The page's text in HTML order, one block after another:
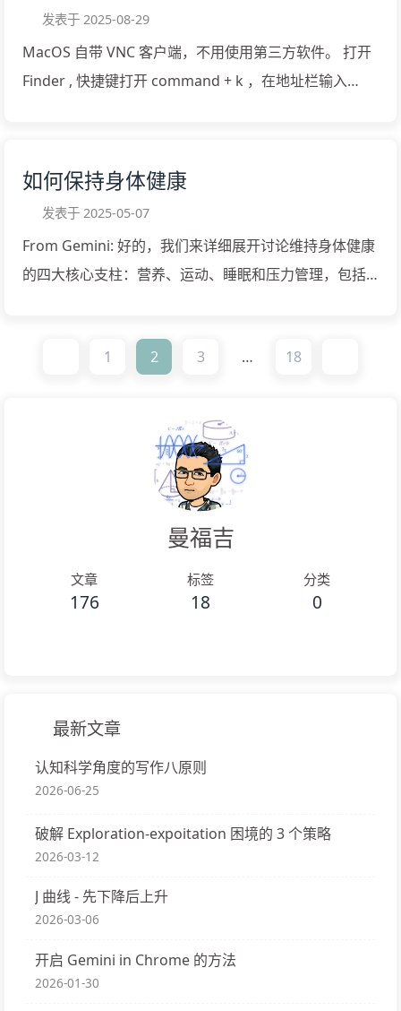
录》纳西姆·塔勒布 《费曼讲物理：入门》理查德·费曼
《万物解释者：复杂事物的极简说明书》兰道尔·门罗
《趣味物理寻答集》刘易斯·卡罗尔·爱泼斯坦 《历史的教
典：查理·芒格智慧箴言录》查理·芒格、彼得·考夫曼
（编） 《现实不似你所见：量子引力之旅》卡洛·罗韦利
《沉思录》马可·奥勒留 《让爱自己变成好习惯》卡马尔·
拉维坎特 《塞涅卡之道：斯多葛派大...
发表于 2025-08-29
MacOS 自带 VNC 客户端，不用使用第三方软件。 打开
Finder , 快捷键打开 command + k ，在地址栏输入
如何保持身体健康
发表于 2025-05-07
From Gemini: 好的，我们来详细展开讨论维持身体健康
的四大核心支柱：营养、运动、睡眠和压力管理，包括
调整，并在必要时咨询专业人士（医生、注册营养师、
要性: 为身体提供能量来源、构建和修复组织的材料、调
节生理功能的必需物质（维生素、矿物质），支持免疫
系统，预防慢性疾病。 核心原则: 均衡: 摄入各种宏量营
养素（碳水化合物、蛋白质、脂肪）和微量营养素（维
生素、矿物质）的平衡组合。 多样性: 食用多种不同种类
的营养素。 整体性: 优先选择天然、未加工或最低限度加
菜水果: 目标是占据餐盘的一半左右，种类和颜色越丰富
越好。 选择全谷物: 用全麦面包、糙米...
1 2 3 … 18
曼福吉
文章
176
标签
18
分类
0
最新文章
认知科学角度的写作八原则
2026-06-25
破解 Exploration-expoitation 困境的 3 个策略
2026-03-12
J 曲线 - 先下降后上升
2026-03-06
开启 Gemini in Chrome 的方法
2026-01-30